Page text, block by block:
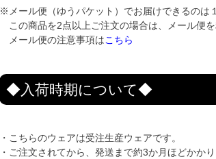
※メール便（ゆうパケット）でお届けできるのは
この商品を2点以上ご注文の場合は、メール便を
メール便の注意事項はこちら
◆入荷時期について◆
・こちらのウェアは受注生産ウェアです。
・ご注文されてから、発送まで約3か月ほどかかり